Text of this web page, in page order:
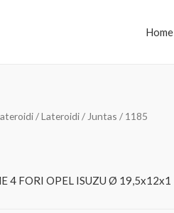
Home
/ Lateroidi / Juntas / 1185
4 FORI OPEL ISUZU Ø 19,5x12x1